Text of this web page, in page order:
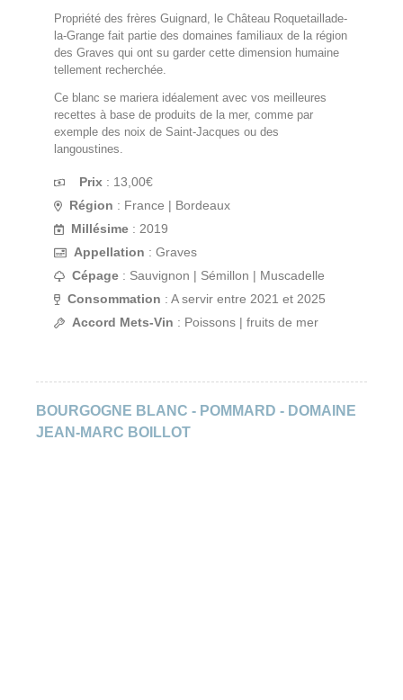
Propriété des frères Guignard, le Château Roquetaillade-
la-Grange fait partie des domaines familiaux de la région
des Graves qui ont su garder cette dimension humaine
tellement recherchée.
Ce blanc se mariera idéalement avec vos meilleures
recettes à base de produits de la mer, comme par
exemple des noix de Saint-Jacques ou des
langoustines.
Prix : 13,00€
Région : France | Bordeaux
Millésime: 2019
Appellation : Graves
Cépage : Sauvignon | Sémillon | Muscadelle
Consommation : A servir entre 2021 et 2025
Accord Mets-Vin : Poissons | fruits de mer
BOURGOGNE BLANC - POMMARD - DOMAINE
JEAN-MARC BOILLOT